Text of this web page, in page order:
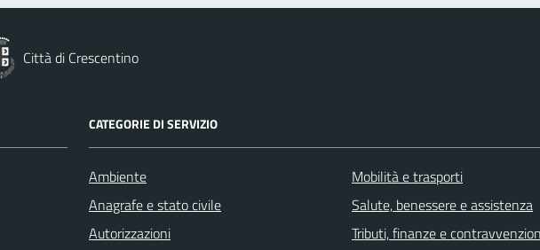
Città di Crescentino
CATEGORIE DI SERVIZIO
Ambiente
Anagrafe e stato civile
Autorizzazioni
Mobilità e trasporti
Salute, benessere e assistenza
Tributi, finanze e